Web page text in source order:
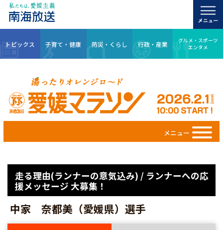
トピックス 子育て・健康 防災・くらし 行政・産業
グルメ・スポーツ
エンタメ
メニュー
走る理由(ランナーの意気込み) / ランナーへの応
援メッセージ 大募集！
中家 奈都美（愛媛県）選手